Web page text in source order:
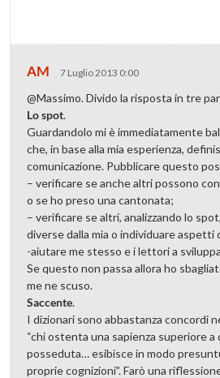
AM 7 Luglio 2013 0:00
@Massimo. Divido la risposta in tre
Lo spot.
Guardandolo mi è immediatamente
che, in base alla mia esperienza,
comunicazione. Pubblicare questo
– verificare se anche altri possono
o se ho preso una cantonata;
– verificare se altri, analizzando lo
diverse dalla mia o individuare aspetti
-aiutare me stesso e i lettori a
Se questo non passa allora ho
me ne scuso.
Saccente.
I dizionari sono abbastanza concordi
“chi ostenta una sapienza superiore
posseduta… esibisce in modo
proprie cognizioni”. Farò una